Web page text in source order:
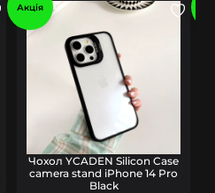
Акція
Чохол YCADEN Silicon Case
camera stand iPhone 14 Pro
Black